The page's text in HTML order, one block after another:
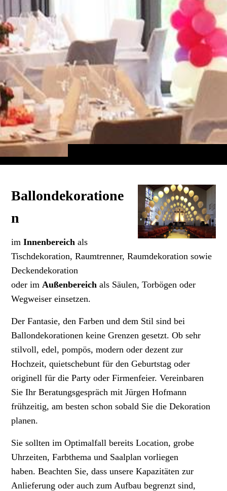
Ballondekoratione
n
imInnenbereich als
Tischdekoration, Raumtrenner, Raumdekoration sowie
Deckendekoration
oder im Außenbereich als Säulen, Torbögen oder
Wegweiser einsetzen.
Der Fantasie, den Farben und dem Stil sind bei
Ballondekorationen keine Grenzen gesetzt.Ob sehr
stilvoll, edel, pompös, modern oder dezent zur
Hochzeit, quietschebunt für den Geburtstag oder
originell für die Party oder Firmenfeier.Vereinbaren
Sie Ihr Beratungsgespräch mit Jürgen Hofmann
frühzeitig, am besten schon sobald Sie die Dekoration
planen.
Sie sollten im Optimalfall bereits Location, grobe
Uhrzeiten, Farbthema und Saalplan vorliegen
haben.Beachten Sie, dass unsere Kapazitäten zur
Anlieferung oder auch zum Aufbau begrenzt sind,